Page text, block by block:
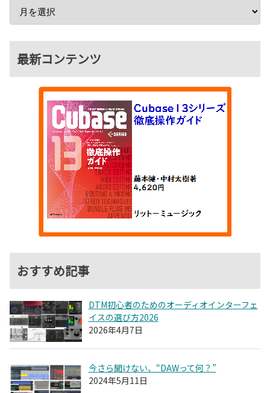
最新コンテンツ
おすすめ記事
DTM初心者のためのオーディオインターフェ
イスの選び方2026
2026年4月7日
今さら聞けない、“DAWって何？”
2024年5月11日